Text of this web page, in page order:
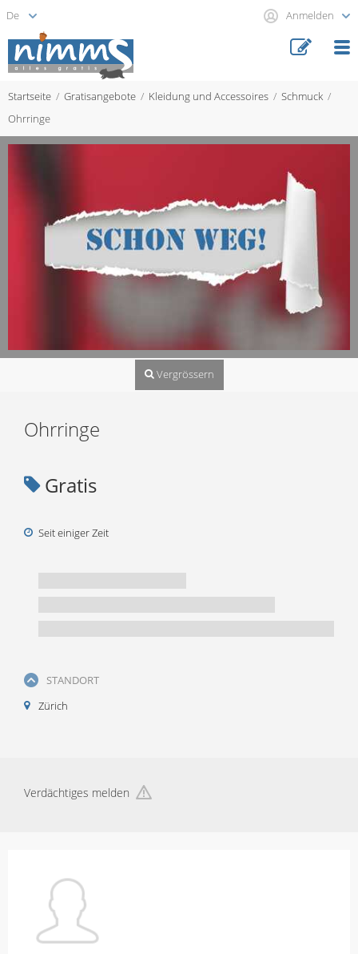
Anmelden
Startseite Gratisangebote Kleidung und Accessoires
Schmuck
Ohrringe
Vergrössern
Ohrringe
Gratis
Seit einiger Zeit
STANDORT
Zürich
Verdächtiges melden